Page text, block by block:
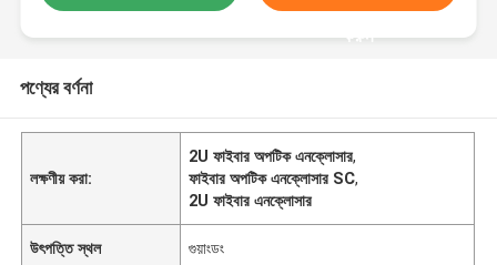
করুন
পণ্যের বর্ণনা
লক্ষণীয় করা:
2U ফাইবার অপটিক এনক্লোসার,
ফাইবার অপটিক এনক্লোসার SC,
2U ফাইবার এনক্লোসার
উৎপত্তি স্থল গুয়াংডং